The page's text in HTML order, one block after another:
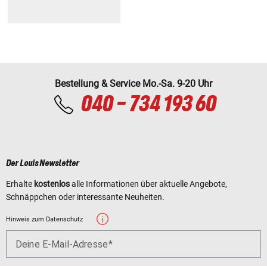
Bestellung & Service Mo.-Sa. 9-20 Uhr
040 - 734 193 60
Der Louis Newsletter
Erhalte kostenlosalle Informationen über aktuelle Angebote,
Schnäppchen oder interessante Neuheiten.
Hinweis zum Datenschutz
Deine E-Mail-Adresse